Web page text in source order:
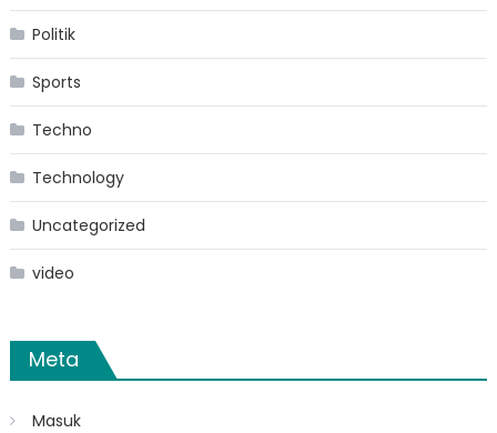
Politik
Sports
Techno
Technology
Uncategorized
video
Meta
Masuk